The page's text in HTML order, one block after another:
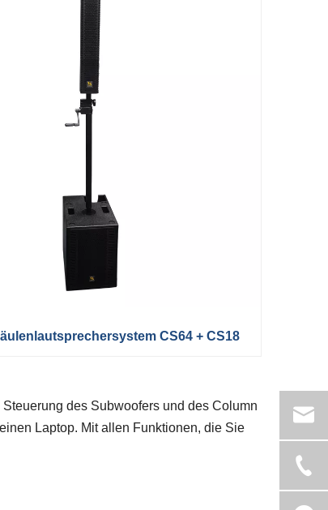
CS64 + CS18
des Subwoofers und des Column
Laptop. Mit allen Funktionen, die Sie